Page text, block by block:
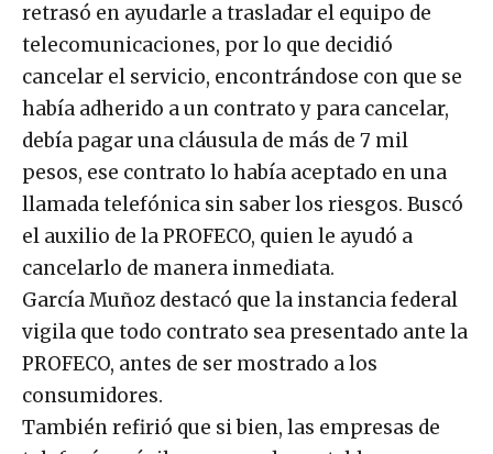
retrasó en ayudarle a trasladar el equipo de
telecomunicaciones, por lo que decidió
cancelar el servicio, encontrándose con que se
había adherido a un contrato y para cancelar,
debía pagar una cláusula de más de 7 mil
pesos, ese contrato lo había aceptado en una
llamada telefónica sin saber los riesgos. Buscó
el auxilio de la PROFECO, quien le ayudó a
cancelarlo de manera inmediata.
García Muñoz destacó que la instancia federal
vigila que todo contrato sea presentado ante la
PROFECO, antes de ser mostrado a los
consumidores.
También refirió que si bien, las empresas de